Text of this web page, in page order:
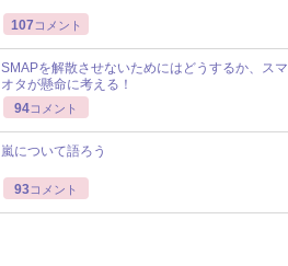
107 コメント
SMAPを解散させないためにはどうするか、スマ
オタが懸命に考える！
94コメント
嵐について語ろう
93コメント